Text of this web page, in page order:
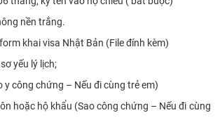
nền trắng.
khai visa Nhật Bản (File đính kèm)
yếu lý lịch;
y công chứng – Nếu đi cùng trẻ em)
hoặc hộ khẩu (Sao công chứng – Nếu đi cùng